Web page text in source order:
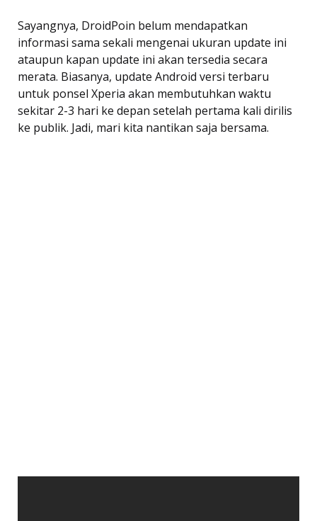
Sayangnya, DroidPoin belum mendapatkan
informasi sama sekali mengenai ukuran update ini
ataupun kapan update ini akan tersedia secara
merata. Biasanya, update Android versi terbaru
untuk ponsel Xperia akan membutuhkan waktu
sekitar 2-3 hari ke depan setelah pertama kali dirilis
ke publik. Jadi, mari kita nantikan saja bersama.